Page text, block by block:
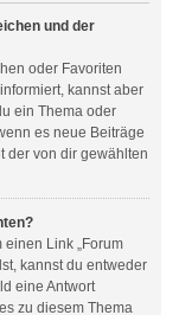
und der
oder Favoriten
kannst aber
ein Thema oder
es neue Beiträge
der von dir gewählten
Link „Forum
kannst du entweder
eine Antwort
zu diesem Thema